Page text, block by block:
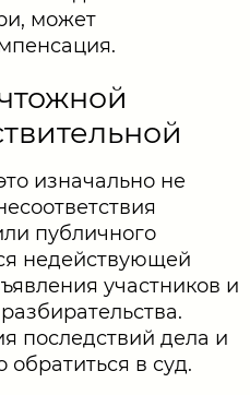
может
изначально не
публичного
недействующей
участников и
последствий дела и
в суд.